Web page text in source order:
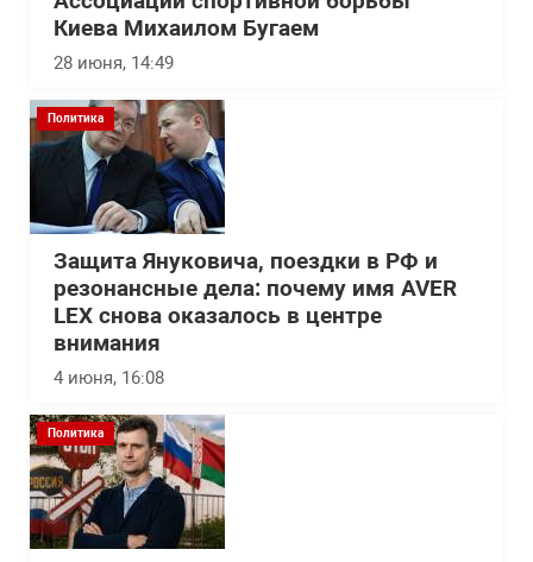
Киева Михаилом Бугаем
28 июня, 14:49
Политика
Защита Януковича, поездки в РФ и
резонансные дела: почему имя AVER
LEX снова оказалось в центре
внимания
4 июня, 16:08
Политика